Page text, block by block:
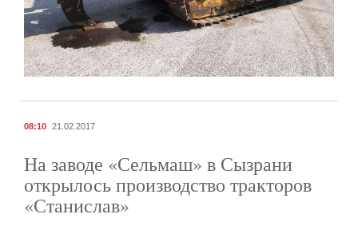
08:10 21.02.2017
На заводе «Сельмаш» в Сызрани
открылось производство тракторов
«Станислав»